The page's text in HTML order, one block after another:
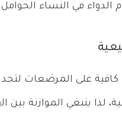
في النساء
على المرضعات
لذا ينبغي الموازنة بين